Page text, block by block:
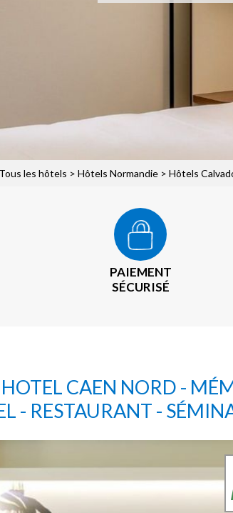
Tous les hôtels > Hôtels Normandie > Hôtels
PAIEMENT
SÉCURISÉ
CAEN NORD -
- RESTAURANT -